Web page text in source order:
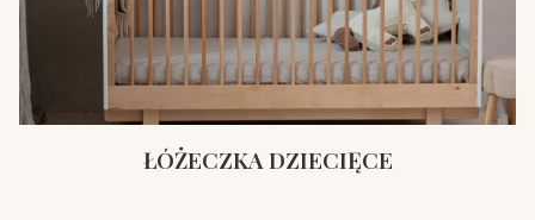
ŁÓŻECZKA DZIECIĘCE